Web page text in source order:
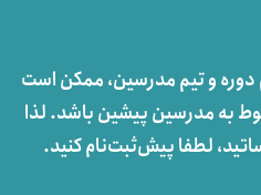
دوره و تیم مدرسین، ممکن است
به مدرسین پیشین باشد. لذا
لطفا پيش‌ثبت‌نام کنید.